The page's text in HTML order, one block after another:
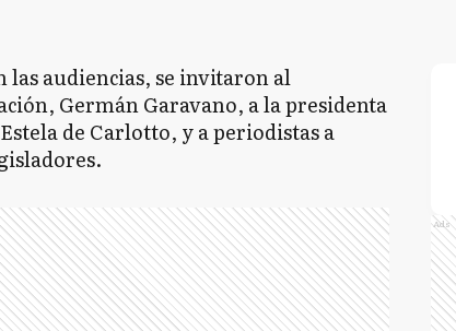
las audiencias, se invitaron al
Germán Garavano, a la presidenta
de Carlotto, y a periodistas a
Ads